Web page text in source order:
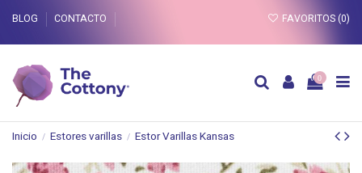
BLOG CONTACTO FAVORITOS (0)
0
Inicio Estores varillas Estor Varillas Kansas